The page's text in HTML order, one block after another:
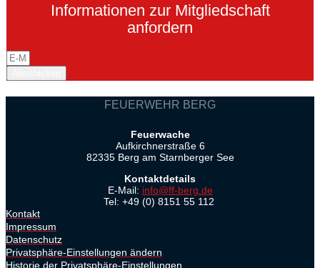
Informationen zur Mitgliedschaft
anfordern
FEUERWEHR BERG
Feuerwache
Aufkirchnerstraße 6
82335 Berg am Starnberger See
Kontaktdetails
E-Mail: info@ff-berg.de
Tel: +49 (0) 8151 55 112
Kontakt
Impressum
Datenschutz
Privatsphäre-Einstellungen ändern
Historie der Privatsphäre-Einstellungen